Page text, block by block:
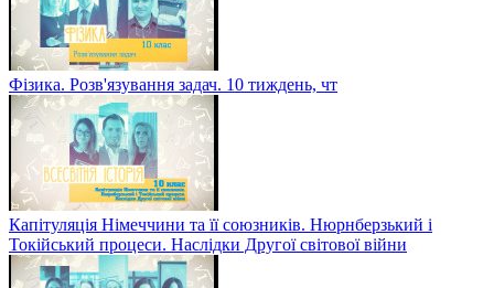
Фізика. Розв'язування задач. 10 тиждень, чт
Капітуляція Німеччини та її союзників. Нюрнберзький і
Токійський процеси. Наслідки Другої світової війни